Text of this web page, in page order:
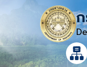
แ
เปิดก